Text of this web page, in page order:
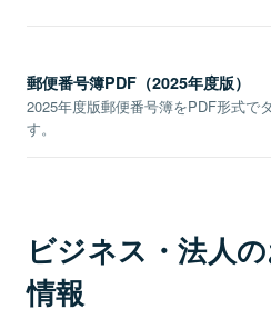
郵便番号簿PDF（2025年度版）
2025年度版郵便番号簿をPDF形式で
す。
ビジネス・法人
情報